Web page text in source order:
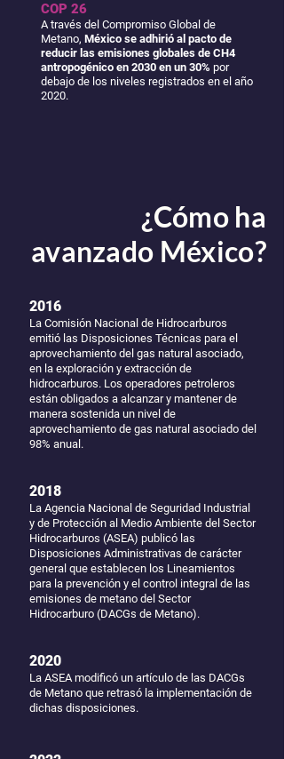
COP 26
A través del Compromiso Global de
Metano, México se adhirió al pacto de
reducir las emisiones globales de CH4
antropogénico en 2030 en un 30% por
debajo de los niveles registrados en el año
2020.
¿Cómo ha
avanzado México?
2016
La Comisión Nacional de Hidrocarburos
emitió las Disposiciones Técnicas para el
aprovechamiento del gas natural asociado,
en la exploración y extracción de
hidrocarburos. Los operadores petroleros
están obligados a alcanzar y mantener de
manera sostenida un nivel de
aprovechamiento de gas natural asociado del
98% anual.
2018
La Agencia Nacional de Seguridad Industrial
y de Protección al Medio Ambiente del Sector
Hidrocarburos (ASEA) publicó las
Disposiciones Administrativas de carácter
general que establecen los Lineamientos
para la prevención y el control integral de las
emisiones de metano del Sector
Hidrocarburo (DACGs de Metano).
2020
La ASEA modificó un artículo de las DACGs
de Metano que retrasó la implementación de
dichas disposiciones.